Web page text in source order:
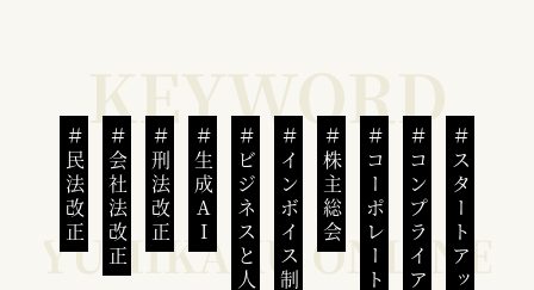
民法改正 会社法改正 刑法改正 生成AI ビジネスと人権インボイス制度 株主総会 コンプライアンススタートアップ